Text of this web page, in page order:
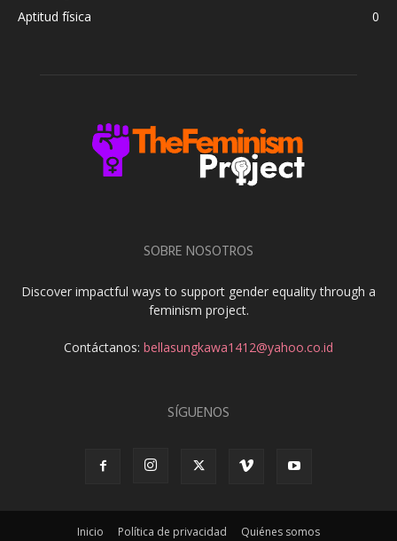
Aptitud física
0
SOBRE NOSOTROS
Discover impactful ways to support gender equality through a
feminism project.
Contáctanos: bellasungkawa1412@yahoo.co.id
SÍGUENOS
Inicio Política de privacidad Quiénes somos